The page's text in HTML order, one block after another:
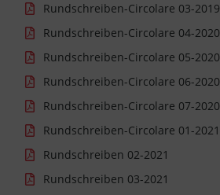
Rundschreiben-Circolare 03-2019
Rundschreiben-Circolare 04-2020
Rundschreiben-Circolare 05-2020
Rundschreiben-Circolare 06-2020
Rundschreiben-Circolare 07-2020
Rundschreiben-Circolare 01-2021
Rundschreiben 02-2021
Rundschreiben 03-2021